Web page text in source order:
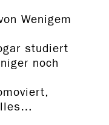
Wenigem
studiert
noch